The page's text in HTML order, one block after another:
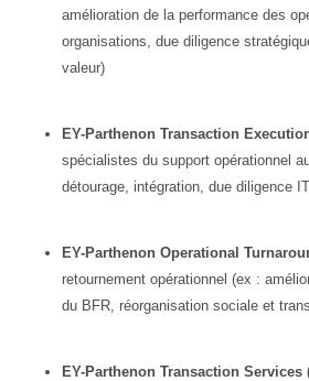
amélioration de la performance des
organisations, due diligence
valeur)
EY-Parthenon Transaction Execution
spécialistes du support opérationnel
détourage, intégration, due diligence
EY-Parthenon Operational
retournement opérationnel (ex :
du BFR, réorganisation sociale et
EY-Parthenon Transaction Services